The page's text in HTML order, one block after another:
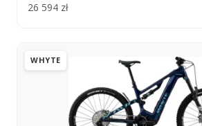
26 594 zł
WHYTE